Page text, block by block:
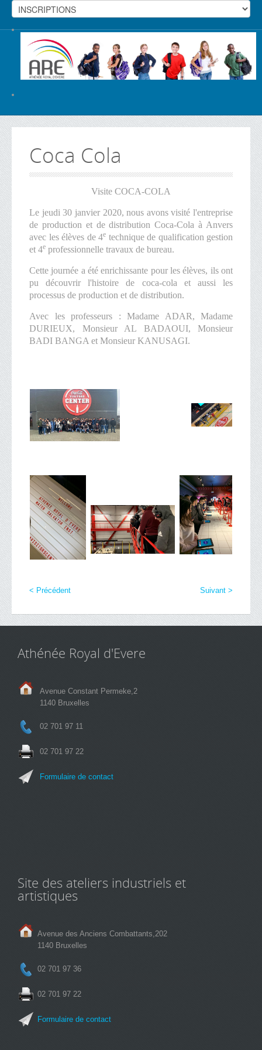
Coca Cola
Visite COCA-COLA
Le jeudi 30 janvier 2020, nous avons visité l'entreprise
de production et de distribution Coca-Cola à Anvers
avec les élèves de 4e technique de qualification gestion
et 4e professionnelle travaux de bureau.
Cette journée a été enrichissante pour les élèves, ils ont
pu découvrir l'histoire de coca-cola et aussi les
processus de production et de distribution.
Avec les professeurs : Madame ADAR, Madame
DURIEUX, Monsieur AL BADAOUI, Monsieur
BADI BANGA et Monsieur KANUSAGI.
< Précédent Suivant >
Athénée Royal d'Evere
Avenue Constant Permeke,2
1140 Bruxelles
02 701 97 11
02 701 97 22
Formulaire de contact
Site des ateliers industriels et
artistiques
Avenue des Anciens Combattants,202
1140 Bruxelles
02 701 97 36
02 701 97 22
Formulaire de contact